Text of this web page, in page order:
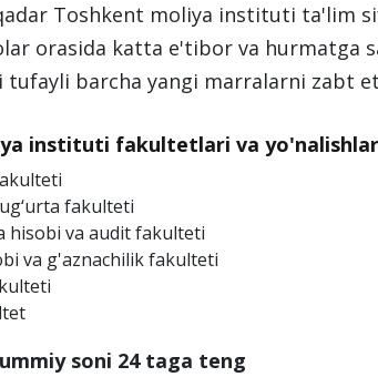
Toshkent moliya instituti ta'lim
orasida katta e'tibor va hurmatga
barcha yangi marralarni zabt
instituti fakultetlari va
fakulteti
hisobi va audit fakulteti
va g'aznachilik fakulteti
soni 24 taga teng